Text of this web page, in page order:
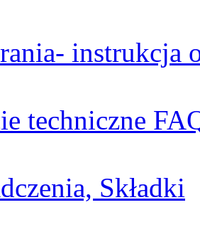
instrukcja
techniczne
Składki